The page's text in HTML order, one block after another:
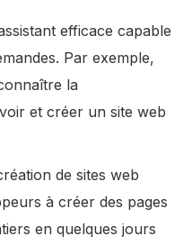
efficace capable
Par exemple,
la
et créer un site web
de sites web
à créer des pages
en quelques jours